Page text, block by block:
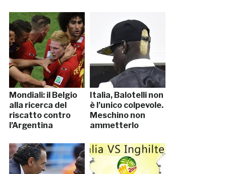
Mondiali: il Belgio
alla ricerca del
riscatto contro
l’Argentina
Italia, Balotelli non
è l’unico colpevole.
Meschino non
ammetterlo